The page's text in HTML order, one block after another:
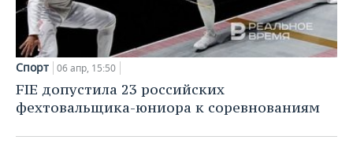
Спорт 06 апр, 15:50
FIE допустила 23 российских
фехтовальщика-юниора к соревнованиям